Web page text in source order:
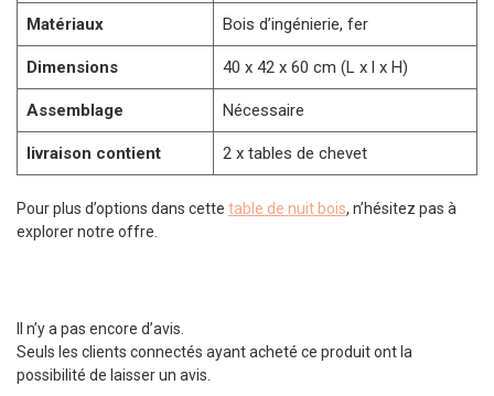
Matériaux Bois d’ingénierie, fer
Dimensions 40 x 42 x 60 cm (L x l x H)
Assemblage Nécessaire
livraison contient 2 x tables de chevet
Pour plus d’options dans cette table de nuit bois, n’hésitez pas à
explorer notre offre.
Il n’y a pas encore d’avis.
Seuls les clients connectés ayant acheté ce produit ont la
possibilité de laisser un avis.